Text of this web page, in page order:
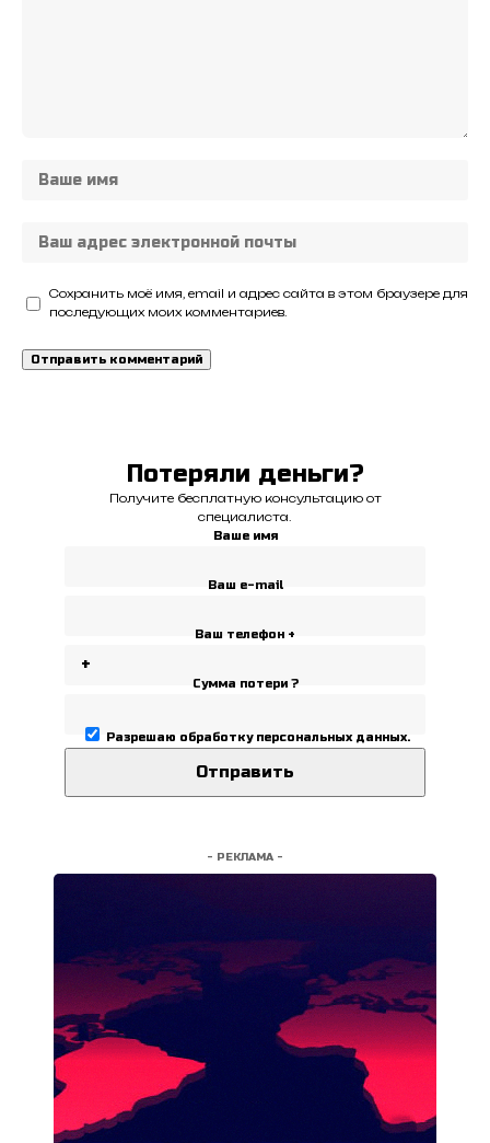
Сохранить моё имя, email и адрес сайта в этом браузере для
последующих моих комментариев.
Потеряли деньги?
Получите бесплатную консультацию от
специалиста.
Ваше имя
Ваш e-mail
Ваш телефон +
Сумма потери ?
Разрешаю обработку персональных данных.
- РЕКЛАМА -